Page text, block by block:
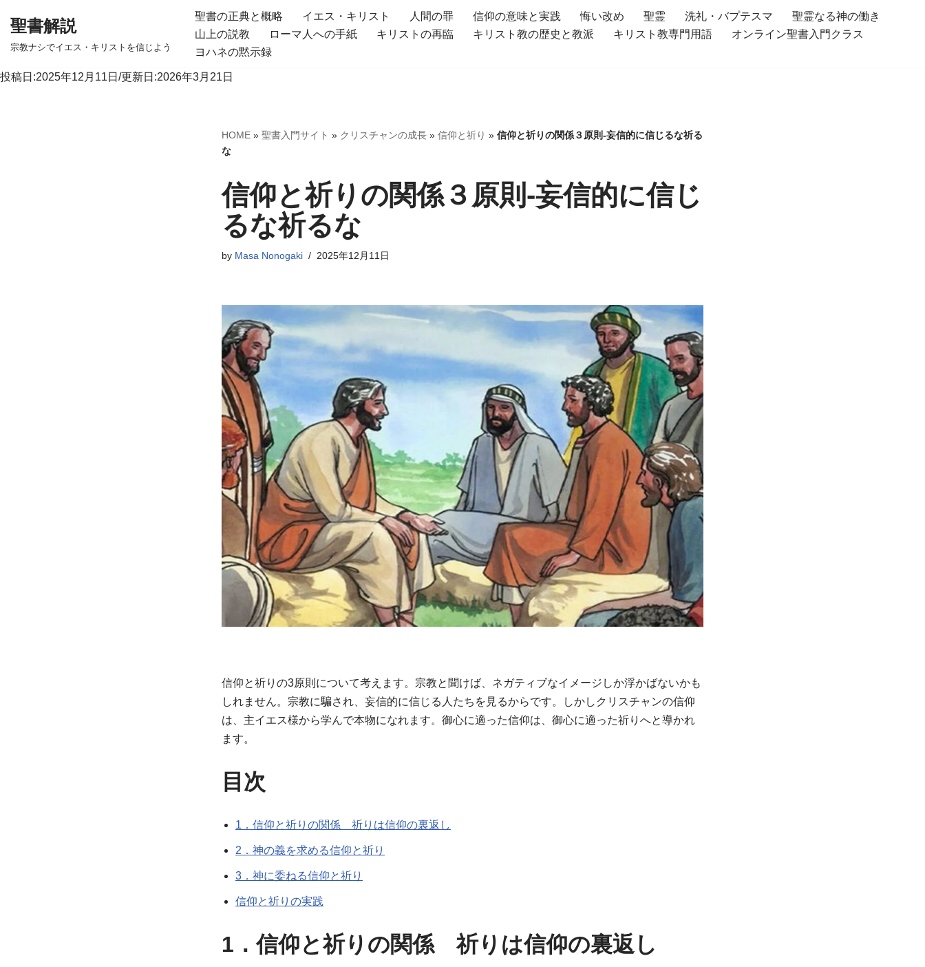
テ
聖書解説
宗教ナシでイエス・キリストを信じよう
聖書の正典と概略 イエス・キリスト 人間の罪 信仰の意味と実践 悔い改め 聖霊 洗礼・バプテスマ
聖霊なる神の働き
山上の説教
ローマ人への手紙 キリストの再臨 キリスト教の歴史と教派 キリスト教専門用語
オンライン聖書入門クラス
ヨハネの黙示録
投稿日:2025年12月11日/更新日:2026年3月21日
HOME » 聖書入門サイト » クリスチャンの成長 » 信仰と祈り » 信仰と祈りの関係３原則-妄信的に信じるな祈る
な
信仰と祈りの関係３原則-妄信的に信じ
るな祈るな
by Masa Nonogaki 2025年12月11日
信仰と祈りの3原則について考えます。宗教と聞けば、ネガティブなイメージしか浮かばないかも
しれません。宗教に騙され、妄信的に信じる人たちを見るからです。しかしクリスチャンの信仰
は、主イエス様から学んで本物になれます。御心に適った信仰は、御心に適った祈りへと導かれ
ます。
目次
1．信仰と祈りの関係 祈りは信仰の裏返し
2．神の義を求める信仰と祈り
3．神に委ねる信仰と祈り
信仰と祈りの実践
1．信仰と祈りの関係 祈りは信仰の裏返し